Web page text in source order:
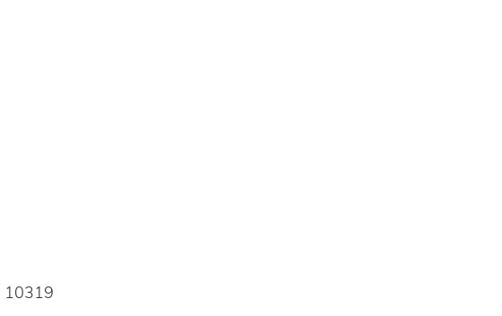
10319